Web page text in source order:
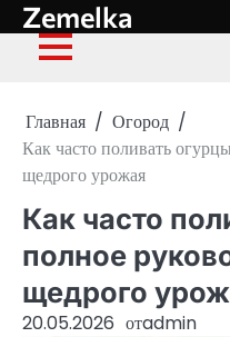
Перейти
к
содержимому
Zemelka
Главная
Огород
Как часто поливать
щедрого урожая
Как часто
полное
щедрого
20.05.2026 отadmin